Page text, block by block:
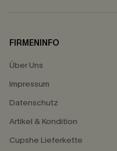
FIRMENINFO
Über Uns
Impressum
Datenschutz
Artikel & Kondition
Cupshe Lieferkette